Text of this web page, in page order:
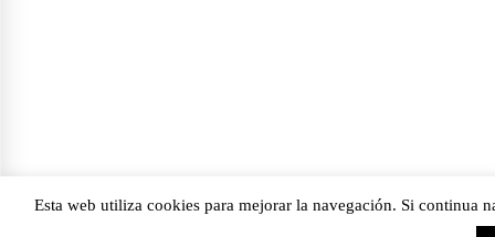
Esta web utiliza cookies para mejorar la navegación. Si continua